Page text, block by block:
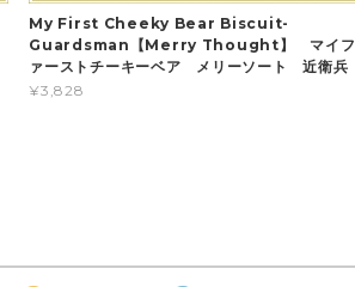
My First Cheeky Bear Biscuit-
Guardsman【Merry Thought】 マイフ
ァーストチーキーベア メリーソート 近衛兵
¥3,828